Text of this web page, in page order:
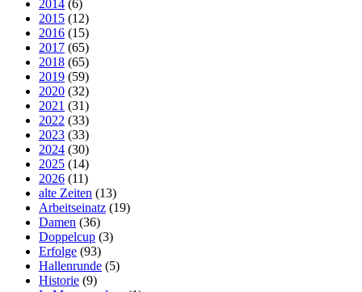
2014 (6)
2015 (12)
2016 (15)
2017 (65)
2018 (65)
2019 (59)
2020 (32)
2021 (31)
2022 (33)
2023 (33)
2024 (30)
2025 (14)
2026 (11)
alte Zeiten (13)
Arbeitseinatz (19)
Damen (36)
Doppelcup (3)
Erfolge (93)
Hallenrunde (5)
Historie (9)